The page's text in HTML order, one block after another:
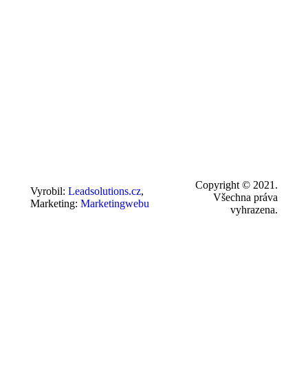
Vyrobil: Leadsolutions.cz,
Marketing: Marketingwebu
Copyright © 2021.
Všechna práva
vyhrazena.